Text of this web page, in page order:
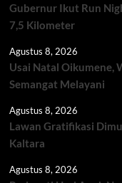
Gubernur Ikut Run
7,5 Kilometer
Agustus 8, 2026
Usai Natal Oikumene,
Semangat Melayani
Agustus 8, 2026
Lawan Gratifikasi
Kaltara
Agustus 8, 2026